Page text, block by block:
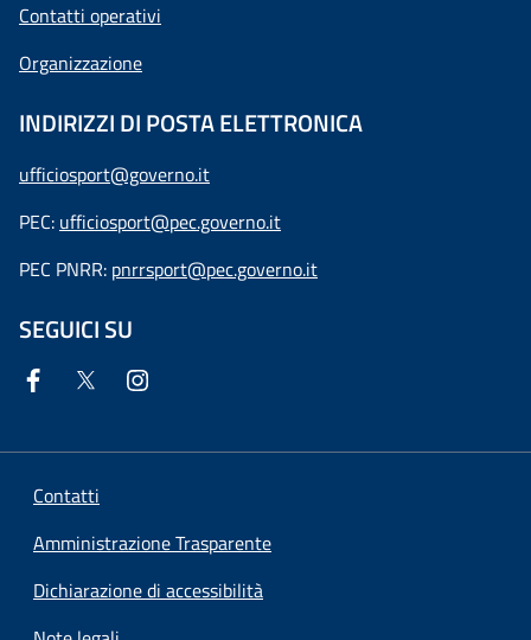
Contatti operativi
Organizzazione
INDIRIZZI DI POSTA ELETTRONICA
ufficiosport@governo.it
PEC: ufficiosport@pec.governo.it
PEC PNRR: pnrrsport@pec.governo.it
SEGUICI SU
Contatti
Amministrazione Trasparente
Dichiarazione di accessibilità